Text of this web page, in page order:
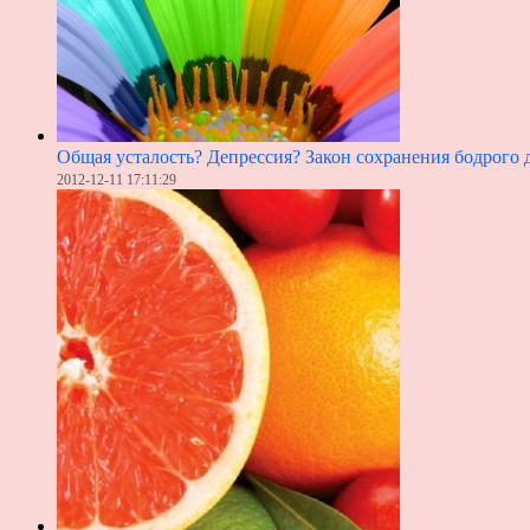
Общая усталость? Депрессия? Закон сохранения бодрого
2012-12-11 17:11:29